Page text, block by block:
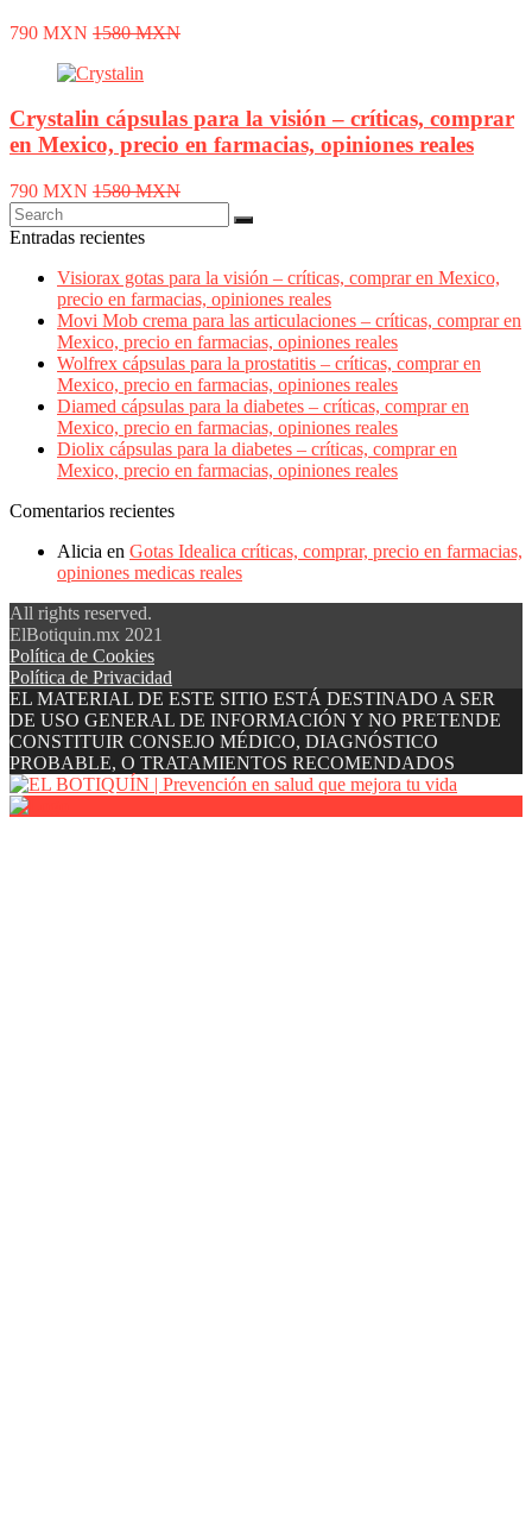
790 MXN 1580 MXN
Crystalin cápsulas para la visión – críticas, comprar
en Mexico, precio en farmacias, opiniones reales
790 MXN 1580 MXN
Entradas recientes
Visiorax gotas para la visión – críticas, comprar en Mexico,
precio en farmacias, opiniones reales
Movi Mob crema para las articulaciones – críticas, comprar en
Mexico, precio en farmacias, opiniones reales
Wolfrex cápsulas para la prostatitis – críticas, comprar en
Mexico, precio en farmacias, opiniones reales
Diamed cápsulas para la diabetes – críticas, comprar en
Mexico, precio en farmacias, opiniones reales
Diolix cápsulas para la diabetes – críticas, comprar en
Mexico, precio en farmacias, opiniones reales
Comentarios recientes
Alicia en Gotas Idealica críticas, comprar, precio en farmacias,
opiniones medicas reales
All rights reserved.
ElBotiquin.mx 2021
Política de Cookies
Política de Privacidad
EL MATERIAL DE ESTE SITIO ESTÁ DESTINADO A SER
DE USO GENERAL DE INFORMACIÓN Y NO PRETENDE
CONSTITUIR CONSEJO MÉDICO, DIAGNÓSTICO
PROBABLE, O TRATAMIENTOS RECOMENDADOS